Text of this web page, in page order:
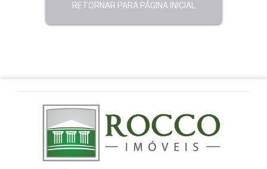
RETORNAR PARA PÁGINA INICIAL